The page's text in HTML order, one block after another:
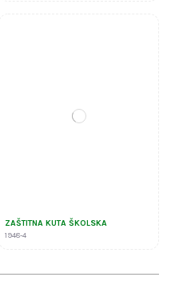
ZAŠTITNA KUTA ŠKOLSKA
1948-4